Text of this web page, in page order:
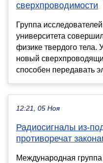
сверхпроводимости
Группа
университета
физике твердого тела.
новый
способен передавать
12:21, 05 Ноя
Радиосигналы из-
противоречат
Международная